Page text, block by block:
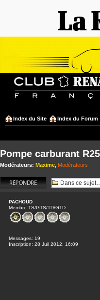
Index du Site Index du Forum
Pompe carburant
Modérateurs: Maxime Modérateurs
Répondre
PACHOUD
Membre TS/GTS/TD/GTD
Messages: 19
Inscription: 28 Juil 2012, 16:09